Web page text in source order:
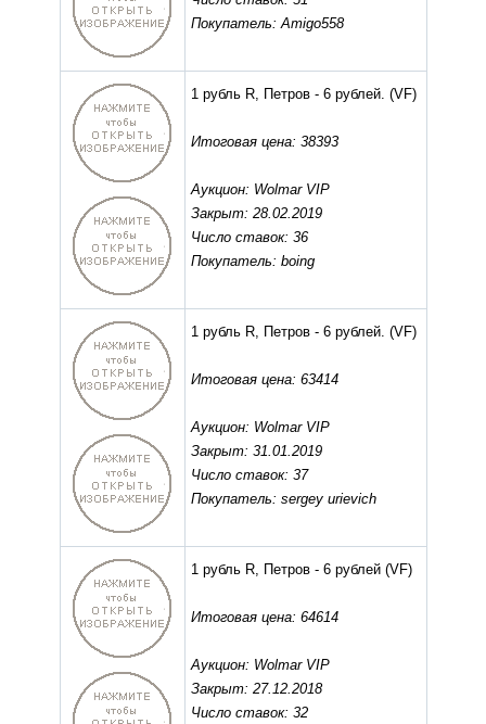
Покупатель: Amigo558
1 рубль R, Петров - 6 рублей. (VF)
Итоговая цена: 38393
Аукцион: Wolmar VIP
Закрыт: 28.02.2019
Число ставок: 36
Покупатель: boing
1 рубль R, Петров - 6 рублей. (VF)
Итоговая цена: 63414
Аукцион: Wolmar VIP
Закрыт: 31.01.2019
Число ставок: 37
Покупатель: sergey urievich
1 рубль R, Петров - 6 рублей(VF)
Итоговая цена: 64614
Аукцион: Wolmar VIP
Закрыт: 27.12.2018
Число ставок: 32